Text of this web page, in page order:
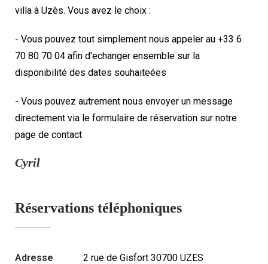
villa à Uzès. Vous avez le choix :
- Vous pouvez tout simplement nous appeler au +33 6
70 80 70 04 afin d'echanger ensemble sur la
disponibilité des dates souhaiteées
- Vous pouvez autrement nous envoyer un message
directement via le formulaire de réservation sur notre
page de contact
Cyril
Réservations téléphoniques
Adresse 2 rue de Gisfort 30700 UZES